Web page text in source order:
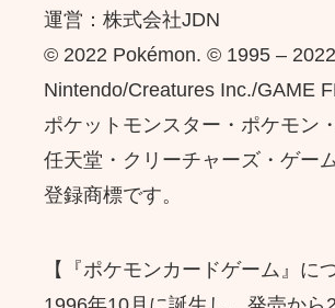
運営：株式会社JDN
© 2022 Pokémon. © 1995 – 2022
Nintendo/Creatures Inc./GAME
ポケットモンスター・ポケモン
任天堂・クリーチャーズ・ゲー
登録商標です。
【『ポケモンカードゲーム』に